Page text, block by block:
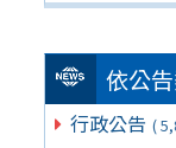
依公
行政公告 (